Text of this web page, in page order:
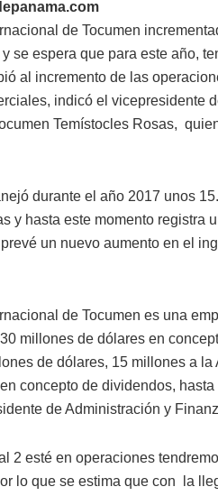
de Tocumen
se espera que para este año,
al incremento de las
indicó el vicepresidente
Temístocles Rosas,
durante el año 2017 unos
y hasta este momento registra
un nuevo aumento en el
de Tocumen es una
millones de dólares en
de dólares, 15 millones a
concepto de dividendos,
de Administración y
2 esté en operaciones
lo que se estima que con la